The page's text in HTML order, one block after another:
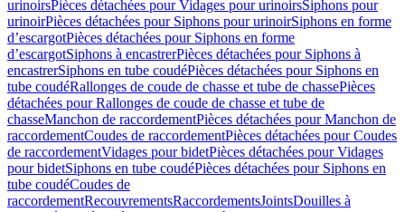
urinoirsPièces détachées pour Vidages pour urinoirsSiphons pour
urinoirPièces détachées pour Siphons pour urinoirSiphons en forme
d’escargotPièces détachées pour Siphons en forme
d’escargotSiphons à encastrerPièces détachées pour Siphons à
encastrerSiphons en tube coudéPièces détachées pour Siphons en
tube coudéRallonges de coude de chasse et tube de chassePièces
détachées pour Rallonges de coude de chasse et tube de
chasseManchon de raccordementPièces détachées pour Manchon de
raccordementCoudes de raccordementPièces détachées pour Coudes
de raccordementVidages pour bidetPièces détachées pour Vidages
pour bidetSiphons en tube coudéPièces détachées pour Siphons en
tube coudéCoudes de
raccordementRecouvrementsRaccordementsJointsDouilles à